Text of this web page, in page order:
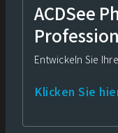
ACDSee
Entwickeln Sie
Klicken Sie